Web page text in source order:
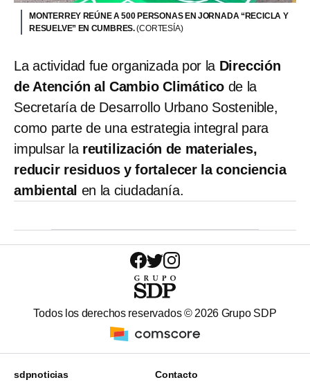
MONTERREY REÚNE A 500 PERSONAS EN JORNADA “RECICLA Y
RESUELVE” EN CUMBRES.(CORTESÍA)
La actividad fue organizada por la Dirección
de Atención al Cambio Climático de la
Secretaría de Desarrollo Urbano Sostenible,
como parte de una estrategia integral para
impulsar la reutilización de materiales,
reducir residuos y fortalecer la conciencia
ambiental en la ciudadanía.
Todos los derechos reservados © 2026 Grupo SDP
sdpnoticias Contacto